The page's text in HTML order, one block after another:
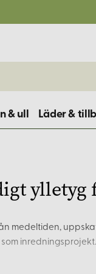
& ull Läder &
medeltiden,
inredningsprojekt.